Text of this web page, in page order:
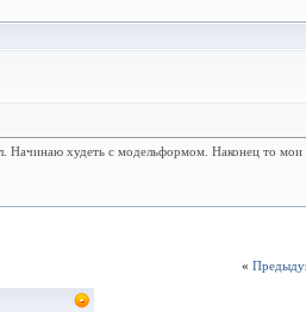
Начинаю худеть с модельформом. Наконец то мои
«